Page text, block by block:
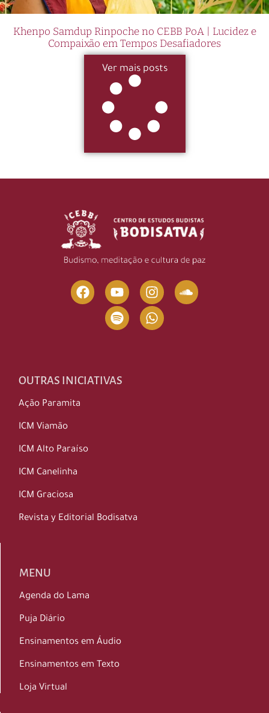
Khenpo Samdup Rinpoche no CEBB PoA | Lucidez e
Compaixão em Tempos Desafiadores
Ver mais posts
OUTRAS INICIATIVAS
Ação Paramita
ICM Viamão
ICM Alto Paraíso
ICM Canelinha
ICM Graciosa
Revista y Editorial Bodisatva
MENU
Agenda do Lama
Puja Diário
Ensinamentos em Áudio
Ensinamentos em Texto
Loja Virtual